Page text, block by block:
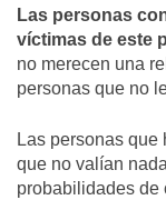
Las personas
víctimas de este
no merecen una
personas que no
Las personas que
que no valían
probabilidades de